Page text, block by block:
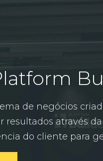
de negócios
resultados através
do cliente para